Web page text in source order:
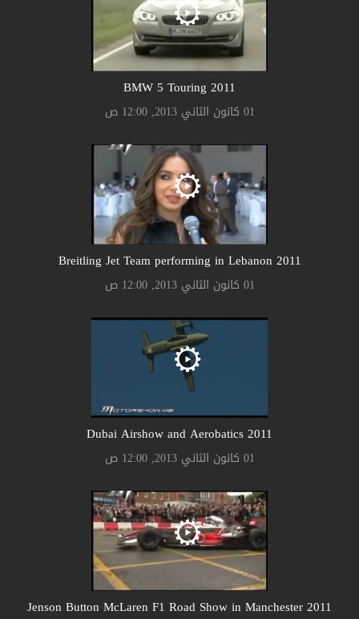
2011 BMW 5 Touring
01 كانون الثاني 2013, 12:00 ص
2011 Breitling Jet Team performing in Lebanon
01 كانون الثاني 2013, 12:00 ص
2011 Dubai Airshow and Aerobatics
01 كانون الثاني 2013, 12:00 ص
2011 Jenson Button McLaren F1 Road Show in Manchester